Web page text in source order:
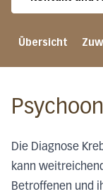
Übersicht
Die Diagnose
kann
Betroffenen und